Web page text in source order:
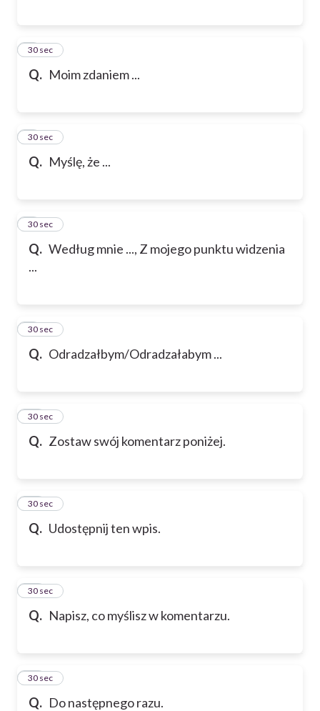
Q. Moim zdaniem ...
6
30 sec
Q. Myślę, że ...
7
30 sec
Q. Według mnie ..., Z mojego punktu widzenia
...
8
30 sec
Q. Odradzałbym/Odradzałabym ...
9
30 sec
Q. Zostaw swój komentarz poniżej.
10
30 sec
Q. Udostępnij ten wpis.
11
30 sec
Q. Napisz, co myślisz w komentarzu.
12
30 sec
Q. Do następnego razu.
13
30 sec